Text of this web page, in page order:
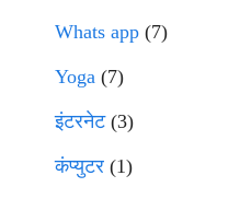
Whats app (7)
Yoga (7)
इंटरनेट(3)
कंप्युटर (1)